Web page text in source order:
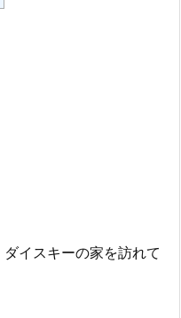
イスキーの家を訪れて